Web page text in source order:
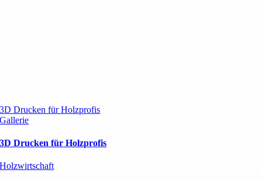
3D Drucken für Holzprofis
Gallerie
3D Drucken für Holzprofis
Holzwirtschaft